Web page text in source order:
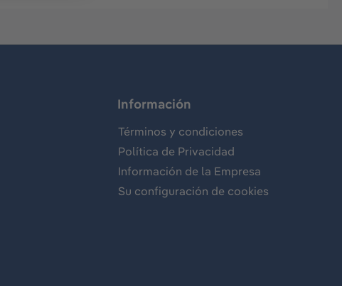
Información
Términos y condiciones
Política de Privacidad
Información de la Empresa
Su configuración de cookies